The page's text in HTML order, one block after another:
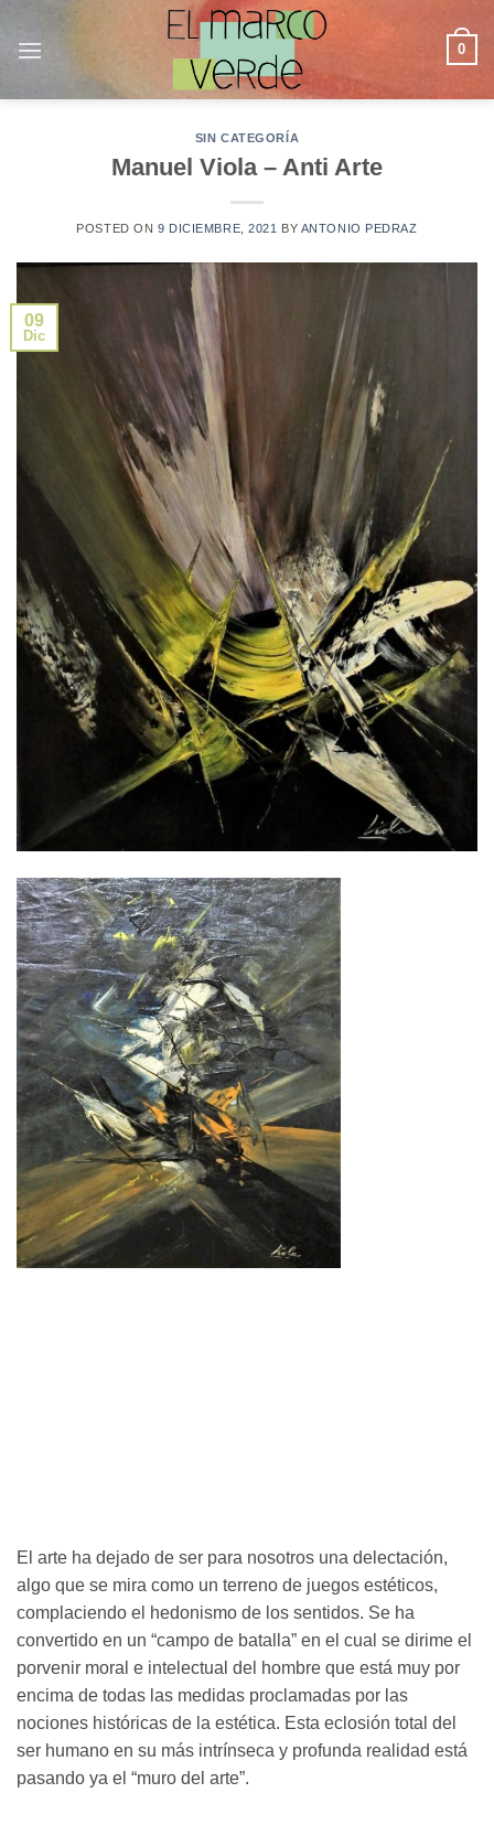
0
SIN CATEGORÍA
Manuel Viola – Anti Arte
POSTED ON 9 DICIEMBRE, 2021 BY ANTONIO PEDRAZ
09
Dic
El arte ha dejado de ser para nosotros una delectación,
algo que se mira como un terreno de juegos estéticos,
complaciendo el hedonismo de los sentidos. Se ha
convertido en un “campo de batalla” en el cual se dirime el
porvenir moral e intelectual del hombre que está muy por
encima de todas las medidas proclamadas por las
nociones históricas de la estética. Esta eclosión total del
ser humano en su más intrínseca y profunda realidad está
pasando ya el “muro del arte”.